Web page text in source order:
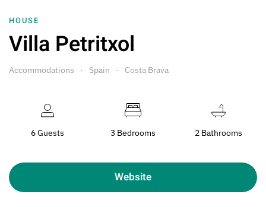
HOUSE
Villa Petritxol
Accommodations Spain Costa Brava
6 Guests 3 Bedrooms 2 Bathrooms
Website